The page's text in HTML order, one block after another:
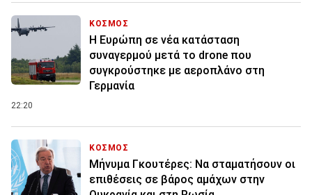
ΚΟΣΜΟΣ
Η Ευρώπη σε νέα κατάσταση
συναγερμού μετά το drone που
συγκρούστηκε με αεροπλάνο στη
Γερμανία
22:20
ΚΟΣΜΟΣ
Μήνυμα Γκουτέρες: Να σταματήσουν οι
επιθέσεις σε βάρος αμάχων στην